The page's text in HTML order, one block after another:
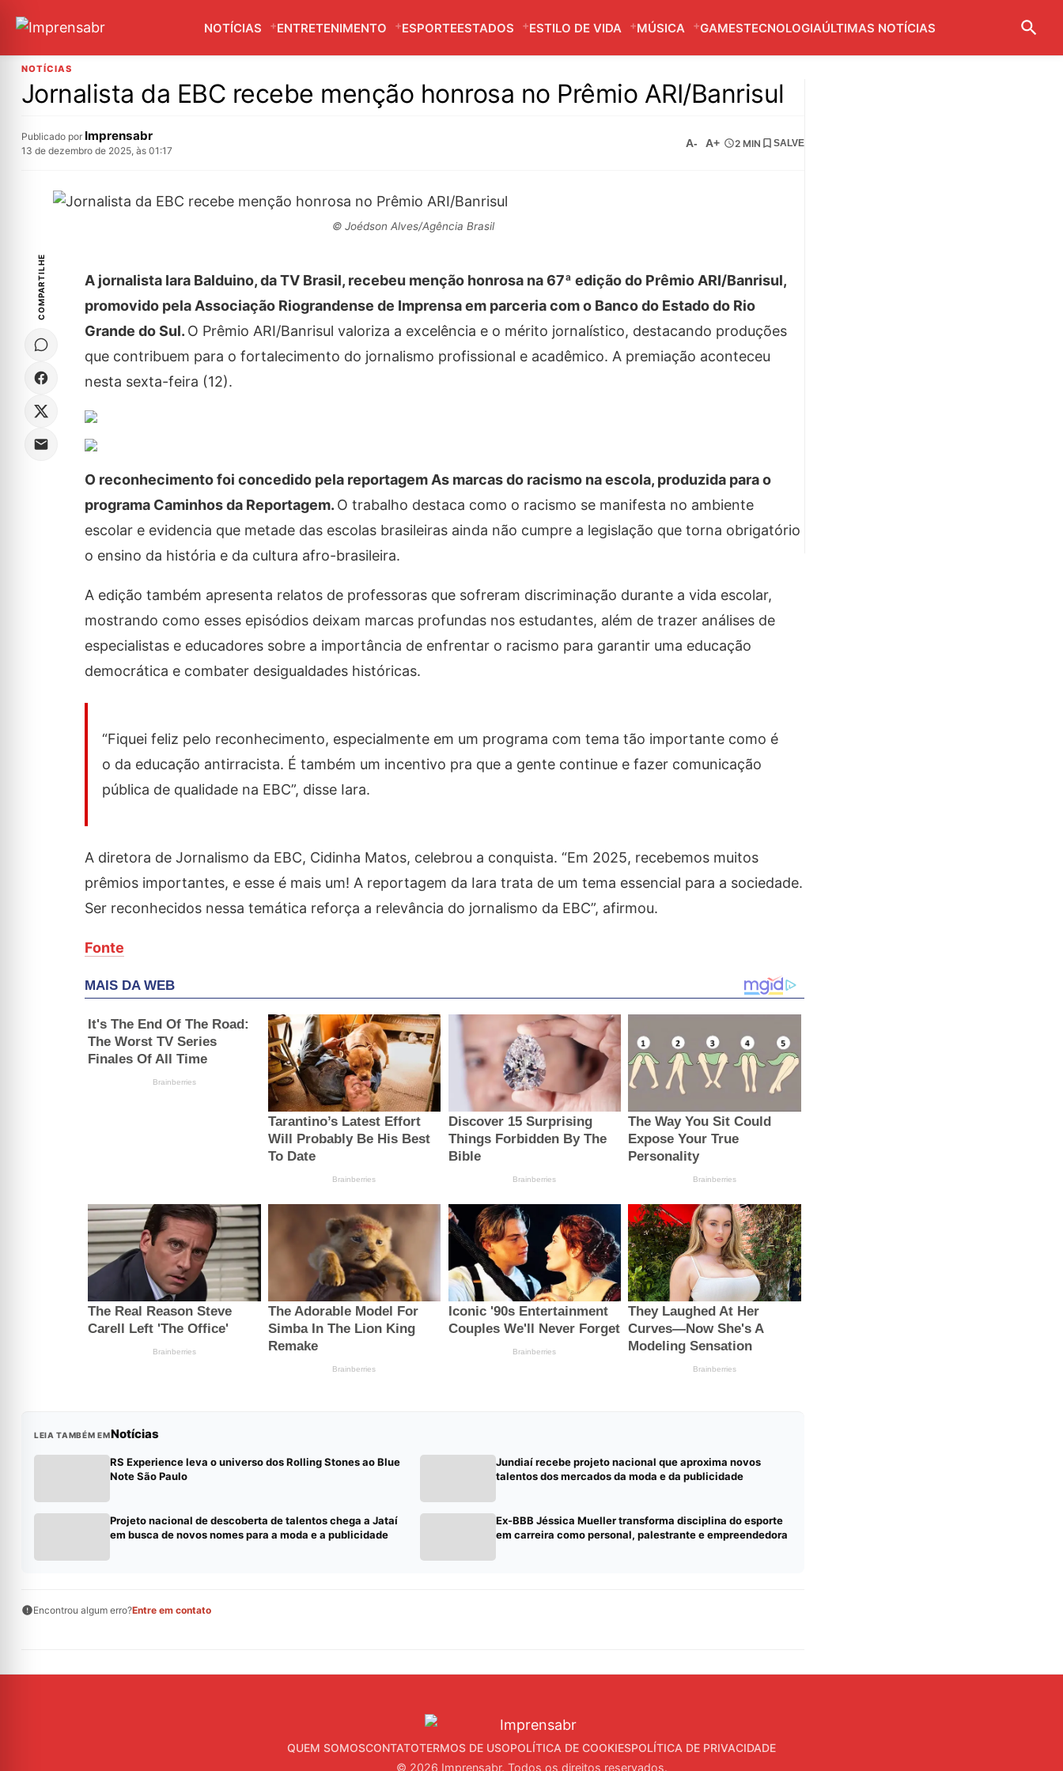
NOTÍCIAS ENTRETENIMENTO ESPORTEESTADOS ESTILO DE VIDA MÚSICA GAMESTECNOLOGIAÚLTIMAS NOTÍCIAS
NOTÍCIAS
Jornalista da EBC recebe menção honrosa no Prêmio ARI/Banrisul
Publicado por Imprensabr
13 de dezembro de 2025, às 01:17
A- A+ 2 MIN SALVE
© Joédson Alves/Agência Brasil
COMPARTILHE
A jornalista Iara Balduino, da TV Brasil, recebeu menção honrosa na 67ª edição do Prêmio ARI/Banrisul,
promovido pela Associação Riograndense de Imprensa em parceria com o Banco do Estado do Rio
Grande do Sul. O Prêmio ARI/Banrisul valoriza a excelência e o mérito jornalístico, destacando produções
que contribuem para o fortalecimento do jornalismo profissional e acadêmico. A premiação aconteceu
nesta sexta-feira (12).
O reconhecimento foi concedido pela reportagem As marcas do racismo na escola, produzida para o
programa Caminhos da Reportagem. O trabalho destaca como o racismo se manifesta no ambiente
escolar e evidencia que metade das escolas brasileiras ainda não cumpre a legislação que torna obrigatório
o ensino da história e da cultura afro-brasileira.
A edição também apresenta relatos de professoras que sofreram discriminação durante a vida escolar,
mostrando como esses episódios deixam marcas profundas nos estudantes, além de trazer análises de
especialistas e educadores sobre a importância de enfrentar o racismo para garantir uma educação
democrática e combater desigualdades históricas.
“Fiquei feliz pelo reconhecimento, especialmente em um programa com tema tão importante como é
o da educação antirracista. É também um incentivo pra que a gente continue e fazer comunicação
pública de qualidade na EBC”, disse Iara.
A diretora de Jornalismo da EBC, Cidinha Matos, celebrou a conquista. “Em 2025, recebemos muitos
prêmios importantes, e esse é mais um! A reportagem da Iara trata de um tema essencial para a sociedade.
Ser reconhecidos nessa temática reforça a relevância do jornalismo da EBC”, afirmou.
Fonte
LEIA TAMBÉM EMNotícias
RS Experience leva o universo dos Rolling Stones ao Blue
Note São Paulo
Jundiaí recebe projeto nacional que aproxima novos
talentos dos mercados da moda e da publicidade
Projeto nacional de descoberta de talentos chega a Jataí
em busca de novos nomes para a moda e a publicidade
Ex-BBB Jéssica Mueller transforma disciplina do esporte
em carreira como personal, palestrante e empreendedora
Encontrou algum erro?Entre em contato
QUEM SOMOSCONTATOTERMOS DE USOPOLÍTICA DE COOKIESPOLÍTICA DE PRIVACIDADE
© 2026 Imprensabr. Todos os direitos reservados.